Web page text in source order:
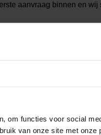
om functies voor social
van onze site met onze
aanvraag binnen en wij
hierin de drempel zo laag
mening niet eerlijk zijn
het helemaal weghouden